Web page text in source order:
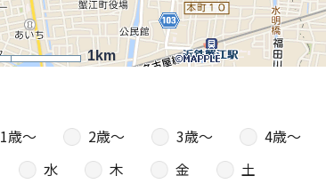
1km
1歳〜 2歳〜 3歳〜 4歳〜
水 木 金
土